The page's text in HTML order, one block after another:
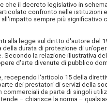
che il decreto legislativo in
confronto nelle
sempre più significativo
legge sul diritto d'autore del
della durata di protezione di
la relazione illustrativa
d'arte divenute di pubblico
l'articolo 15 della
dei prestatori di servizi della
da parte di singoli
– chiarisce la norma –